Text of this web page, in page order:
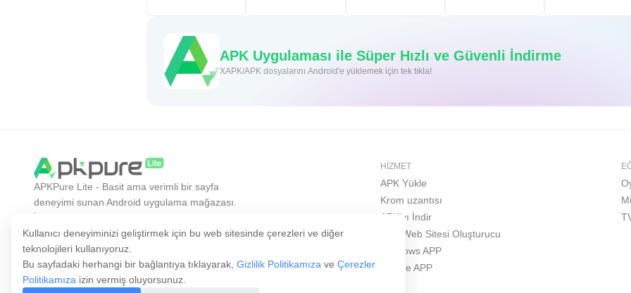
APK Uygulaması ile Süper Hızlı ve Güvenli İndirme
XAPK/APK dosyalarını Android'e yüklemek için tek tıkla!
Kullanıcı deneyiminizi geliştirmek için bu web sitesinde çerezleri ve diğer
teknolojileri kullanıyoruz.
Bu sayfadaki herhangi bir bağlantıya tıklayarak, Gizlilik Politikamıza ve Çerezler
Politikamıza izin vermiş oluyorsunuz.
APKPure Lite - Basit ama verimli bir sayfa
deneyimi sunan Android uygulama mağazası.
daha güvenli keşfedin.
HIZMET
APK Yükle
Krom uzantısı
APK'yı İndir
APK Web Sitesi Oluşturucu
Windows APP
iPhone APP